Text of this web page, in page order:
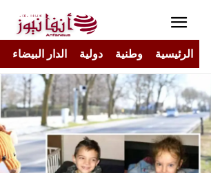
الرئيسية وطنية دولية الدار البيضاء